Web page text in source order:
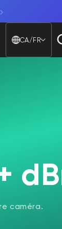
notre
Pays/
CA/FR
caméra.